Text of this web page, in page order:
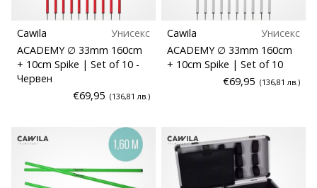
Покажи
всички
Cawila
Унисекс
ACADEMY ∅ 33mm 160cm
+ 10cm Spike | Set of 10 -
Червен
€69,95 (136,81 лв.)
Cawila
Унисекс
ACADEMY ∅ 33mm 160cm
+ 10cm Spike | Set of 10
€69,95 (136,81 лв.)